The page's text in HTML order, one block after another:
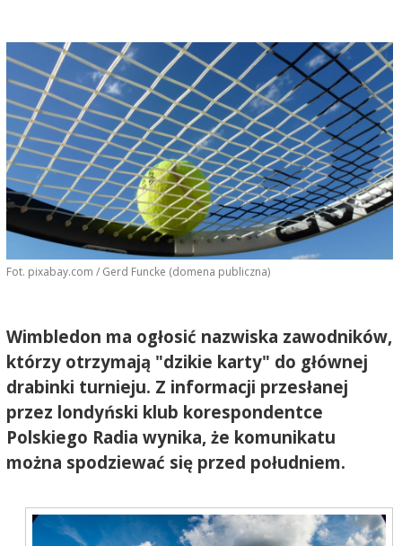
Fot. pixabay.com / Gerd Funcke (domena publiczna)
Wimbledon ma ogłosić nazwiska zawodników,
którzy otrzymają "dzikie karty" do głównej
drabinki turnieju. Z informacji przesłanej
przez londyński klub korespondentce
Polskiego Radia wynika, że komunikatu
można spodziewać się przed południem.